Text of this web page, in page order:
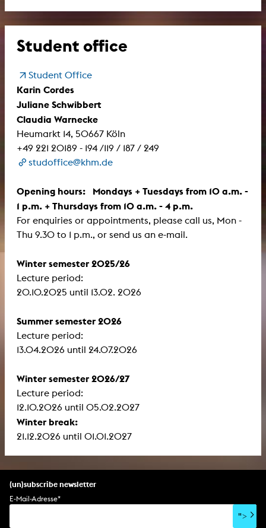
Student office
Student Office
Karin Cordes
Juliane Schwibbert
Claudia Warnecke
Heumarkt 14, 50667 Köln
+49 221 20189 - 194 /119 / 187 / 249
studoffice@khm.de
Opening hours: Mondays + Tuesdays from 10 a.m. -
1 p.m. + Thursdays from 10 a.m. - 4 p.m.
For enquiries or appointments, please call us, Mon -
Thu 9.30 to 1 p.m., or send us an e-mail.
Winter semester 2025/26
Lecture period:
​​​​​​​20.10.2025 until 13.02. 2026
Summer semester 2026
Lecture period:
13.04.2026 until 24.07.2026
Winter semester 2026/27
Lecture period:
12.10.2026 until 05.02.2027
Winter break:
21.12.2026 until 01.01.2027
(un)subscribe newsletter
E-Mail-Adresse*
">